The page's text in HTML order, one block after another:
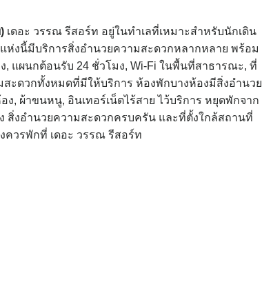
เดอะ วรรณ รีสอร์ท อยู่ในทำเลที่เหมาะสำหรับนักเดิน
ห่งนี้มีบริการสิ่งอำนวยความสะดวกหลากหลาย พร้อม
แผนกต้อนรับ 24 ชั่วโมง, Wi-Fi ในพื้นที่สาธารณะ, ที่
ะดวกทั้งหมดที่มีให้บริการ ห้องพักบางห้องมีสิ่งอำนวย
, ผ้าขนหนู, อินเทอร์เน็ตไร้สาย ไว้บริการ หยุดพักจาก
สิ่งอำนวยความสะดวกครบครัน และที่ตั้งใกล้สถานที่
ควรพักที่ เดอะ วรรณ รีสอร์ท